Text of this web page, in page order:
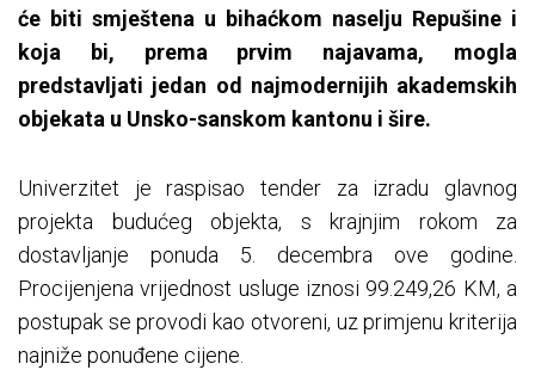
će biti smještena u bihaćkom naselju Repušine i
koja bi, prema prvim najavama, mogla
predstavljati jedan od najmodernijih akademskih
objekata u Unsko-sanskom kantonu i šire.
Univerzitet je raspisao tender za izradu glavnog
projekta budućeg objekta, s krajnjim rokom za
dostavljanje ponuda 5. decembra ove godine.
Procijenjena vrijednost usluge iznosi 99.249,26 KM, a
postupak se provodi kao otvoreni, uz primjenu kriterija
najniže ponuđene cijene.